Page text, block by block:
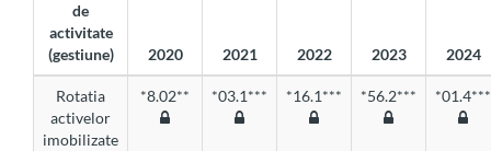
de
activitate
(gestiune)
2020 2021 2022 2023 2024
Rotatia
activelor
imobilizate
*8.02** *03.1*** *16.1*** *56.2*** *01.4***